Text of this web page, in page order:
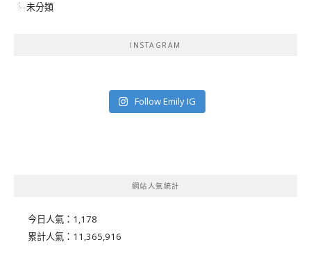
未分類
INSTAGRAM
Follow Emily IG
網站人氣統計
今日人氣： 1,178
累計人氣： 11,365,916